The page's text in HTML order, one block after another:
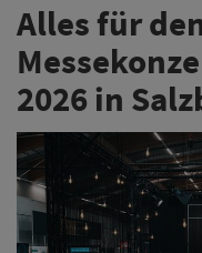
Alles für
2026 in